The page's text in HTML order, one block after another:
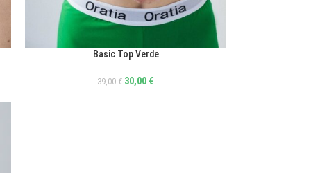
Basic Top Verde
39,00€ 30,00 €